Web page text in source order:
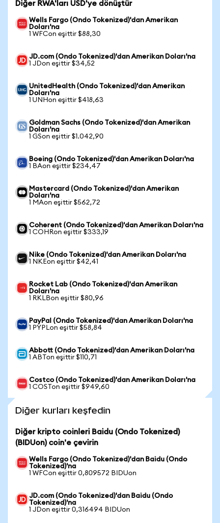
Diğer RWA'ları USD'ye dönüştür
Wells Fargo (Ondo Tokenized)'dan Amerikan
Doları'na
1 WFCon eşittir $88,30
JD.com (Ondo Tokenized)'dan Amerikan Doları'na
1 JDon eşittir $34,52
UnitedHealth (Ondo Tokenized)'dan Amerikan
Doları'na
1 UNHon eşittir $418,63
Goldman Sachs (Ondo Tokenized)'dan Amerikan
Doları'na
1 GSon eşittir $1.042,90
Boeing (Ondo Tokenized)'dan Amerikan Doları'na
1 BAon eşittir $234,47
Mastercard (Ondo Tokenized)'dan Amerikan
Doları'na
1 MAon eşittir $562,72
Coherent (Ondo Tokenized)'dan Amerikan Doları'na
1 COHRon eşittir $333,19
Nike (Ondo Tokenized)'dan Amerikan Doları'na
1 NKEon eşittir $42,41
Rocket Lab (Ondo Tokenized)'dan Amerikan
Doları'na
1 RKLBon eşittir $80,96
PayPal (Ondo Tokenized)'dan Amerikan Doları'na
1 PYPLon eşittir $58,84
Abbott (Ondo Tokenized)'dan Amerikan Doları'na
1 ABTon eşittir $110,71
Costco (Ondo Tokenized)'dan Amerikan Doları'na
1 COSTon eşittir $949,60
Diğer kurları keşfedin
Diğer kripto coinleri Baidu (Ondo Tokenized)
(BIDUon) coin'e çevirin
Wells Fargo (Ondo Tokenized)'dan Baidu (Ondo
Tokenized)'na
1 WFCon eşittir 0,809572 BIDUon
JD.com (Ondo Tokenized)'dan Baidu (Ondo
Tokenized)'na
1 JDon eşittir 0,316494 BIDUon